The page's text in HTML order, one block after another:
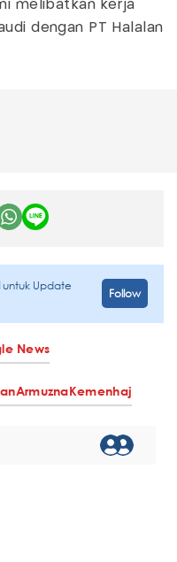
melibatkan kerja
dengan PT Halalan
untuk Update
Follow
News
ArmuznaKemenhaj